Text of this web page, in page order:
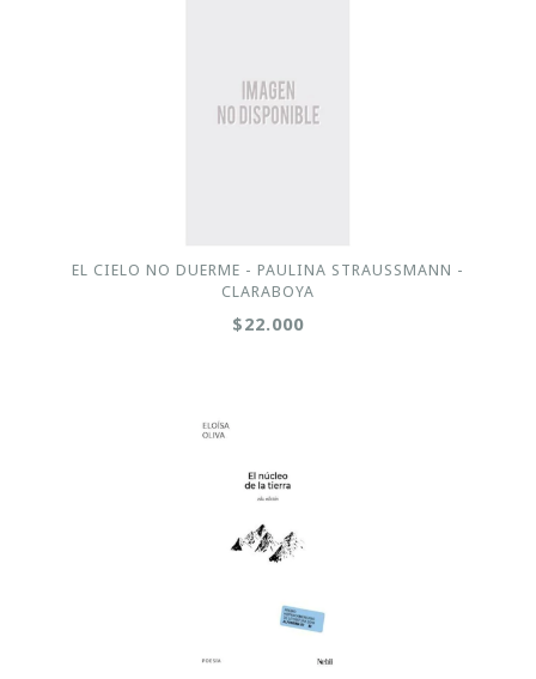
EL CIELO NO DUERME - PAULINA STRAUSSMANN -
CLARABOYA
$22.000